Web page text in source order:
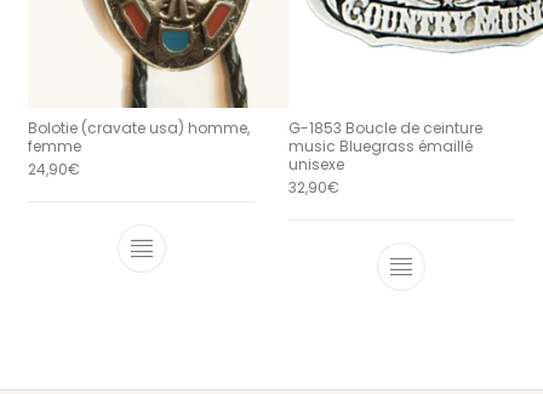
Bolotie (cravate usa) homme,
femme
24,90€
G-1853 Boucle de ceinture
music Bluegrass émaillé
unisexe
32,90€